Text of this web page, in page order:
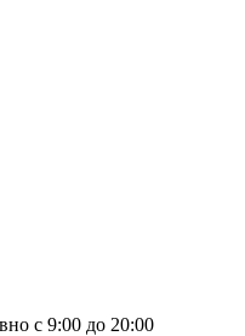
с 9:00 до 20:00